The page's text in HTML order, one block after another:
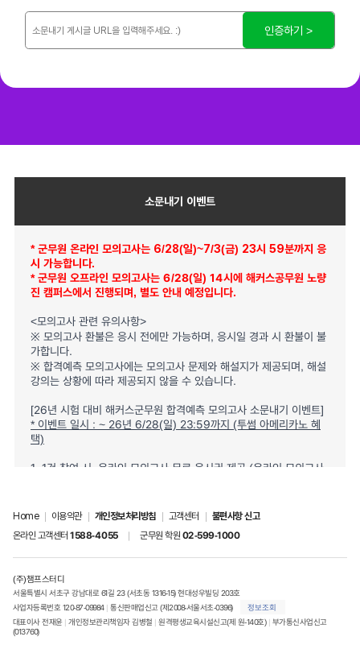
인증하기 >
소문내기 이벤트
* 군무원 온라인 모의고사는 6/28(일)~7/3(금) 23시 59분까지 응
시 가능합니다.
* 군무원 오프라인 모의고사는 6/28(일) 14시에 해커스공무원 노량
진 캠퍼스에서 진행되며, 별도 안내 예정입니다.
<모의고사 관련 유의사항>
※ 모의고사 환불은 응시 전에만 가능하며, 응시일 경과 시 환불이 불
가합니다.
※ 합격예측 모의고사에는 모의고사 문제와 해설지가 제공되며, 해설
강의는 상황에 따라 제공되지 않을 수 있습니다.
[26년 시험 대비 해커스군무원 합격예측 모의고사 소문내기 이벤트]
* 이벤트 일시 : ~ 26년 6/28(일) 23:59까지 (투썸 아메리카노 혜
택)
1. 1건 참여 시, 온라인 모의고사 무료 응시권 제공 (온라인 모의고사
초 등록한 작성자 ID 기준으로 인정됩니다.
3. 지정 커뮤니티 이외에 작성한 게시글은 인정되지 않습니다.
4. 게시글의 경우 반드시 전체보기가 가능하여 비로그인 시에도 확인
가능한 게시글만 인정됩니다.
5. 제목에 '해커스군무원'이 반드시 포함되어야 하며, 소문내기 이미
지+URL+글 순으로 작성되어야 이벤트 참여로 인정됩니다.
인스타, 스레드 게시글의 경우에는 소문내기 이미지를 반드시 첨부
해야 하며
Home 이용약관 개인정보처리방침 고객센터
불편사항 신고
온라인 고객센터1588-4055 군무원 학원 02-599-1000
(주)챔프스터디
서울특별시 서초구 강남대로 61길 23 (서초동 1316-15) 현대성우빌딩 203호
사업자등록번호 120-87-09984 | 통신판매업신고 (제2008-서울서초-0396)
정보조회
대표이사 전재윤 | 개인정보관리책임자 김병철 | 원격평생교육시설신고(제 원-140호) | 부가통신사업신고
(013760)